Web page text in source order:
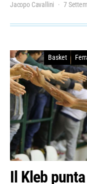
Jacopo Cavallini 7
Basket
Il Kleb